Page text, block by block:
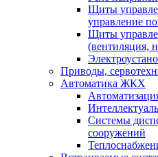
Щиты
управление
Щиты
(вентиляция,
Приводы,
Автоматика ЖКХ
Системы
сооружений